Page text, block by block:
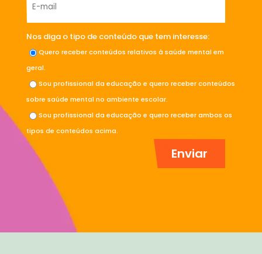
Nos diga o tipo de conteúdo que tem interesse:
Quero receber conteúdos relativos à saúde mental em
geral.
Sou profissional da educação e quero receber conteúdos
sobre saúde mental no ambiente escolar.
Sou profissional da educação e quero receber ambos os
tipos de conteúdos acima.